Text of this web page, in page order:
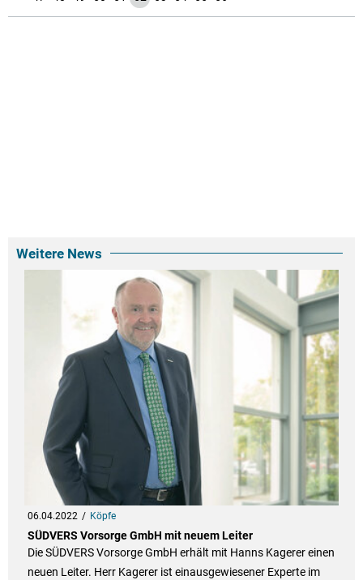
Weitere News
06.04.2022 Köpfe
SÜDVERS Vorsorge GmbH mit neuem Leiter
Die SÜDVERS Vorsorge GmbH erhält mit Hanns Kagerer einen
neuen Leiter. Herr Kagerer ist einausgewiesener Experte im